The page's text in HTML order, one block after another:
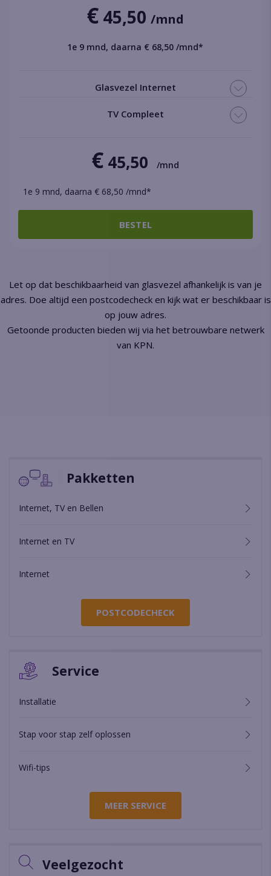
€45,50 /mnd
1e 9 mnd, daarna € 68,50 /mnd*
Glasvezel Internet
TV Compleet
€ 45,50 /mnd
1e 9 mnd, daarna € 68,50 /mnd*
BESTEL
Let op dat beschikbaarheid van glasvezel afhankelijk is van je
adres. Doe altijd een postcodecheck en kijk wat er beschikbaar is
op jouw adres.
Getoonde producten bieden wij via het betrouwbare netwerk
van KPN.
Pakketten
Internet, TV en Bellen
Internet en TV
Internet
POSTCODECHECK
Service
Installatie
Stap voor stap zelf oplossen
Wifi-tips
MEER SERVICE
Veelgezocht